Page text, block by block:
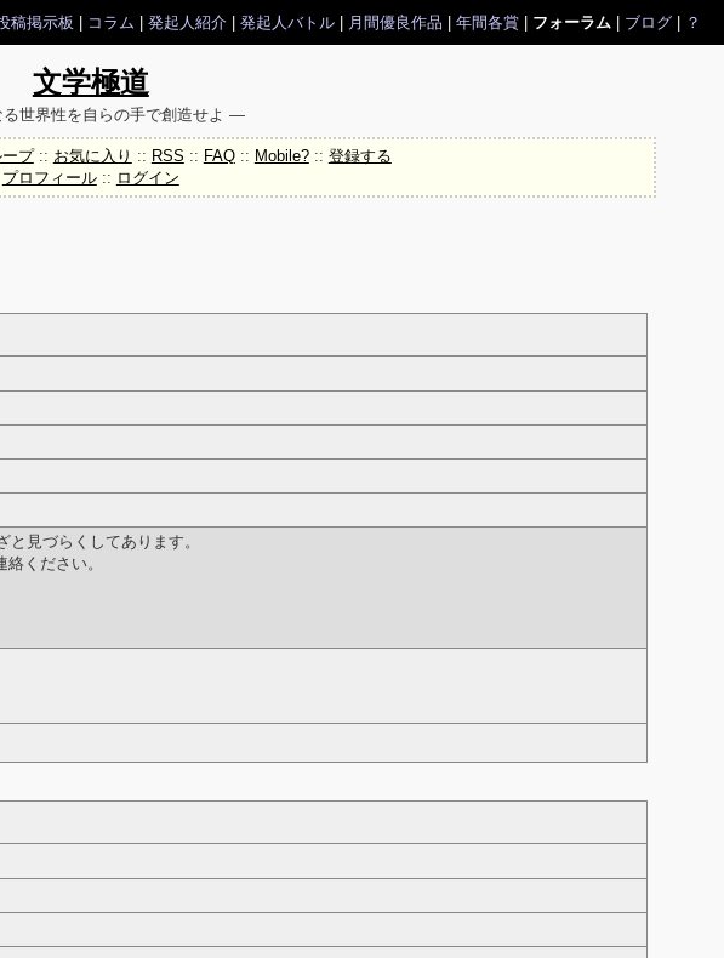
稿掲示板 コラム 発起人紹介| 発起人バトル| 月間優良作品 年間各賞| フォーラム| ブログ| ？
文学極道
世界性を自らの手で創造せよ ―
プ:: お気に入り :: RSS :: FAQ:: Mobile?:: 登録する
プロフィール:: ログイン
見づらくしてあります。
ください。